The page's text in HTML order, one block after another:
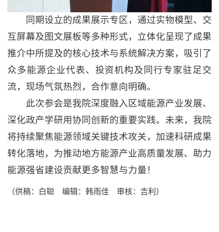
同期设立的成果展示专区，通过实物模型、交
互屏幕及图文展板等多种形式，立体化呈现了成果
推介中所提及的核心技术与系统解决方案，吸引了
众多能源企业代表、投资机构及同行专家驻足交
流，现场气氛热烈，合作意向明确。
此次参会是我院深度融入区域能源产业发展、
深化政产学研用协同创新的重要实践。未来，我院
将持续聚焦能源领域关键技术攻关，加速科研成果
转化落地，为推动地方能源产业高质量发展、助力
能源强省建设贡献更多智慧与力量！
（供稿：白聪 编辑：韩雨佳 审核：吉利）